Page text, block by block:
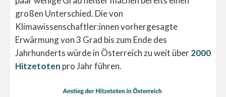
großen Unterschied. Die von
Klimawissenschaftler:innen vorhergesagte
Erwärmung von 3 Grad bis zum Ende des
Jahrhunderts würde in Österreich zu weit über2000
Hitzetoten pro Jahr führen.